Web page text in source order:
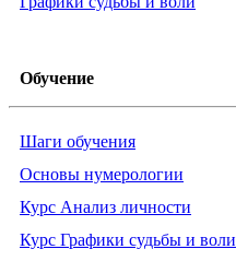
Обучение
Шаги обучения
Основы нумерологии
Курс Анализ личности
Курс Графики судьбы и воли